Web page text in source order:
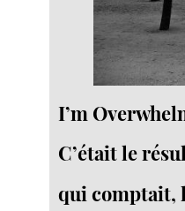
I’m
C’était le
qui comptait,